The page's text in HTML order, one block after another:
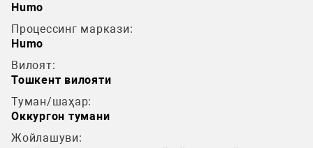
Humo
Процессинг маркази:
Humo
Вилоят:
Тошкент вилояти
Туман/шаҳар:
Оккургон тумани
Жойлашуви: